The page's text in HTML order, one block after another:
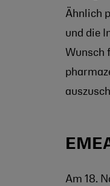
Ähnlich
und die
Wunsch
Am 18.